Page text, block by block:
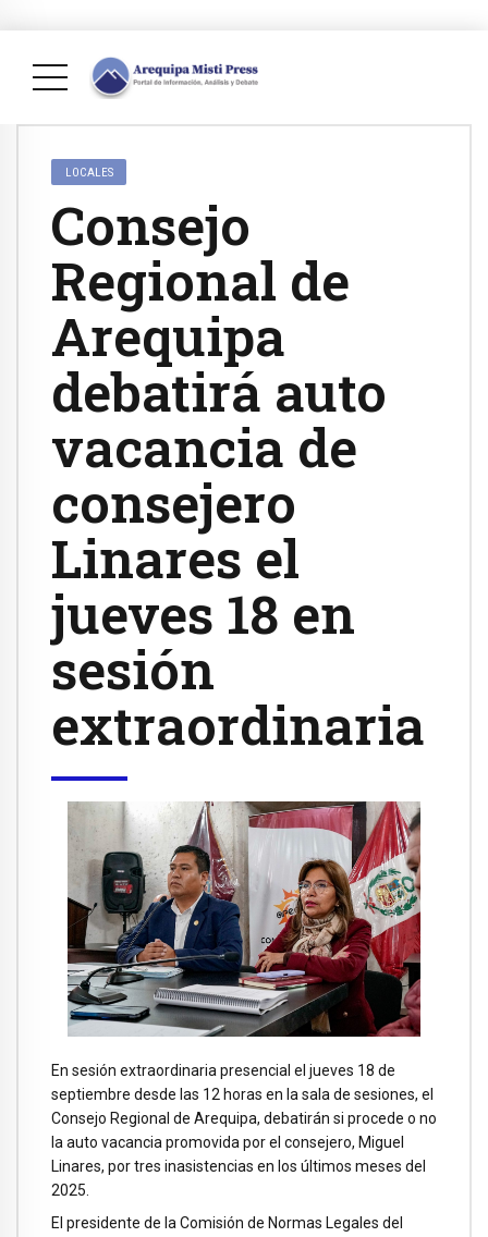
LOCALES
Consejo
Regional de
Arequipa
debatirá auto
vacancia de
consejero
Linares el
jueves 18 en
sesión
extraordinaria
En sesión extraordinaria presencial el jueves 18 de
septiembre desde las 12 horas en la sala de sesiones, el
Consejo Regional de Arequipa, debatirán si procede o no
la auto vacancia promovida por el consejero, Miguel
Linares, por tres inasistencias en los últimos meses del
2025.
El presidente de la Comisión de Normas Legales del